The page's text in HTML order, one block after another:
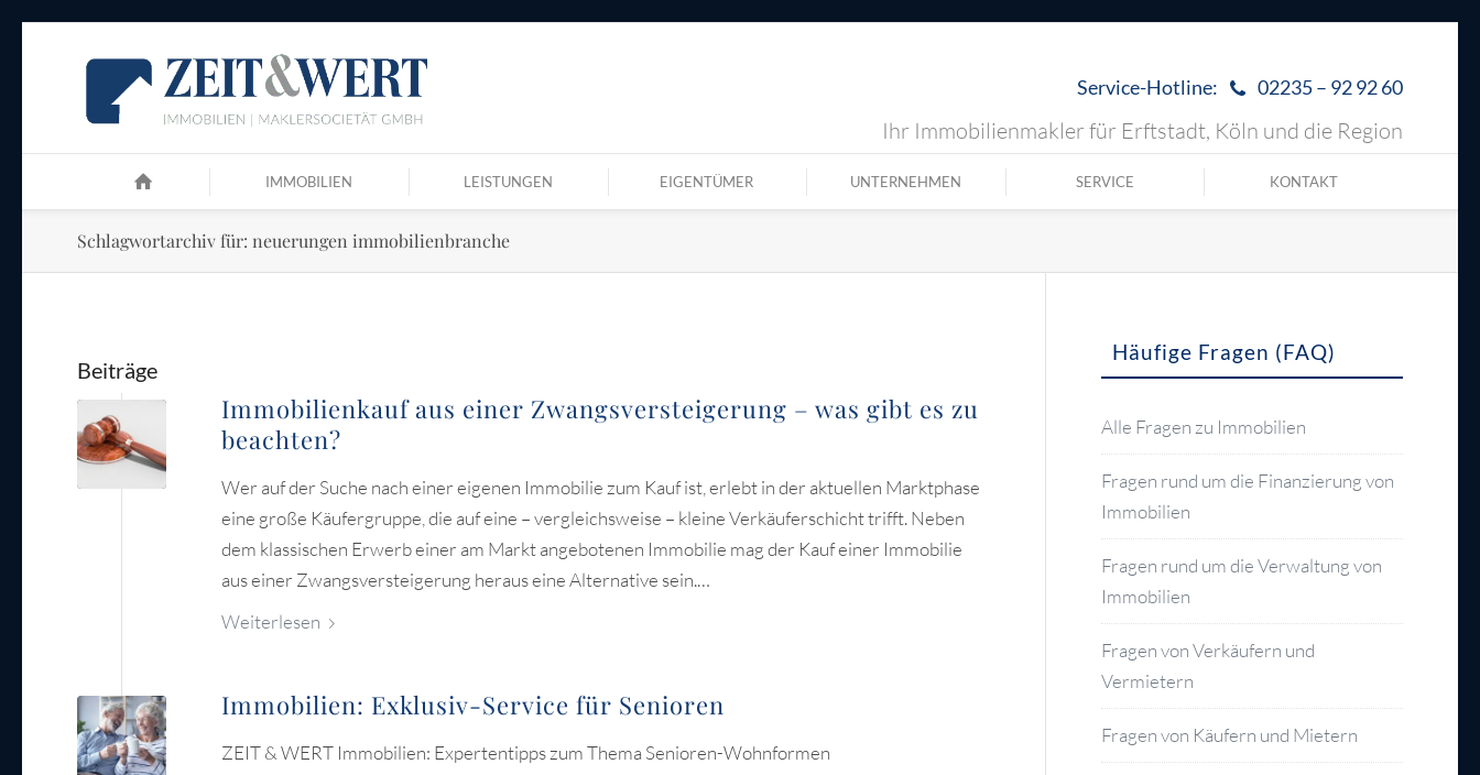
Service-Hotline: 02235 – 92 92 60
Ihr Immobilienmakler für Erftstadt, Köln und die Region
IMMOBILIEN LEISTUNGEN EIGENTÜMER UNTERNEHMEN SERVICE KONTAKT
Schlagwortarchiv für: neuerungen immobilienbranche
Beiträge
Immobilienkauf aus einer Zwangsversteigerung – was gibt es zu
beachten?
Wer auf der Suche nach einer eigenen Immobilie zum Kauf ist, erlebt in der aktuellen Marktphase
eine große Käufergruppe, die auf eine – vergleichsweise – kleine Verkäuferschicht trifft. Neben
dem klassischen Erwerb einer am Markt angebotenen Immobilie mag der Kauf einer Immobilie
aus einer Zwangsversteigerung heraus eine Alternative sein.…
Weiterlesen
Immobilien: Exklusiv-Service für Senioren
ZEIT & WERT Immobilien: Expertentipps zum Thema Senioren-Wohnformen
Häufige Fragen (FAQ)
Alle Fragen zu Immobilien
Fragen rund um die Finanzierung von
Immobilien
Fragen rund um die Verwaltung von
Immobilien
Fragen von Verkäufern und
Vermietern
Fragen von Käufern und Mietern